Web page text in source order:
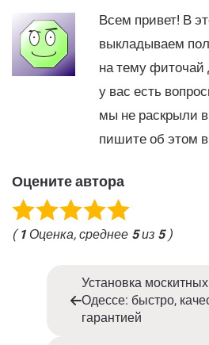
Всем привет! В
выкладываем
на тему фиточай
у вас есть
мы не раскрыли
пишите об этом
Оцените автора
( 1 Оценка, среднее 5из 5)
Установка москитных
Одессе: быстро,
гарантией